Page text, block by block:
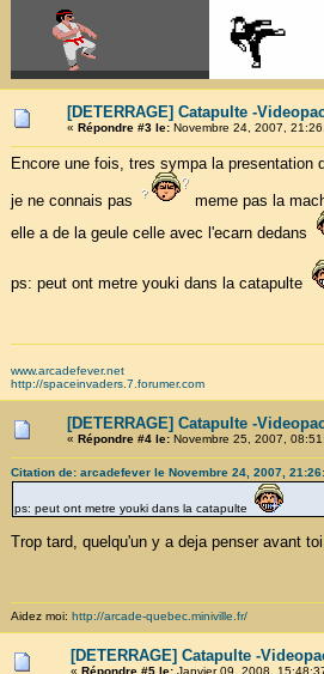
[DETERRAGE] Catapulte -
« Répondre #3 le:Novembre 24, 2007,
Encore une fois, tres sympa la presentation
je ne connais pas
meme pas la
elle a de la geule celle avec l'ecarn dedans
ps: peut ont metre youki dans la catapulte
www.arcadefever.net
http://spaceinvaders.7.forumer.com
[DETERRAGE] Catapulte -
« Répondre #4 le:Novembre 25, 2007,
Citation de: arcadefever le Novembre 24, 2007,
ps: peut ont metre youki dans la catapulte
Trop tard, quelqu'un y a deja penser avant
Aidez moi: http://arcade-quebec.miniville.fr/
[DETERRAGE] Catapulte -
« Répondre #5 le:Janvier 09, 2008,